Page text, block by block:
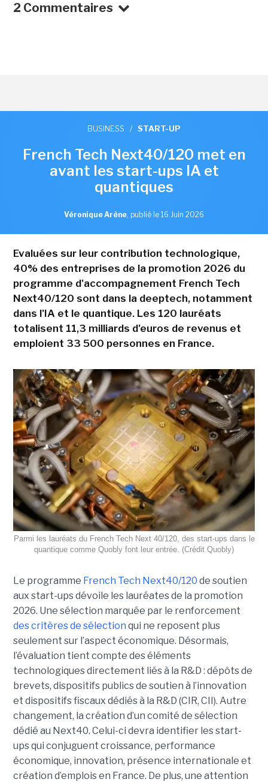
2 Commentaires
BUSINESS / START-UP
French Tech Next40/120 met en
avant les start-ups IA et
quantiques
Véronique Arène, publié le 16 Juin 2026
Evaluées sur leur contribution technologique,
40% des entreprises de la promotion 2026 du
programme d'accompagnement French Tech
Next40/120 sont dans la deeptech, notamment
dans l'IA et le quantique. Les 120 lauréats
totalisent 11,3 milliards d'euros de revenus et
emploient 33 500 personnes en France.
Parmi les lauréats du French Tech Next 40/120, des start-ups dans le
quantique comme Quobly font leur entrée. (Crédit Quobly)
Le programme French Tech Next40/120 de soutien
aux start-ups dévoile les lauréates de la promotion
2026. Une sélection marquée par le renforcement
des critères de sélection qui ne reposent plus
seulement sur l’aspect économique. Désormais,
l’évaluation tient compte des éléments
technologiques directement liés à la R&D : dépôts de
brevets, dispositifs publics de soutien à l’innovation
et dispositifs fiscaux dédiés à la R&D (CIR, CII). Autre
changement, la création d’un comité de sélection
dédié au Next40. Celui-ci devra identifier les start-
ups qui conjuguent croissance, performance
économique, innovation, présence internationale et
création d’emplois en France. De plus, une attention